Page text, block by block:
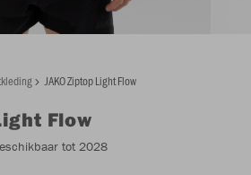
JAKO Ziptop Light Flow
Flow
tot 2028